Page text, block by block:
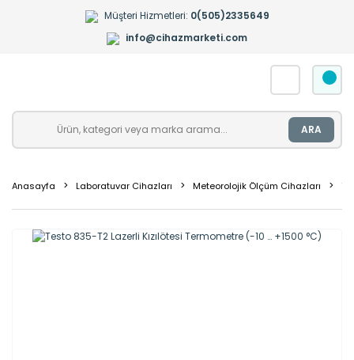
Müşteri Hizmetleri: 0(505)2335649
info@cihazmarketi.com
ARA
Anasayfa Laboratuvar Cihazları Meteorolojik Ölçüm Cihazları